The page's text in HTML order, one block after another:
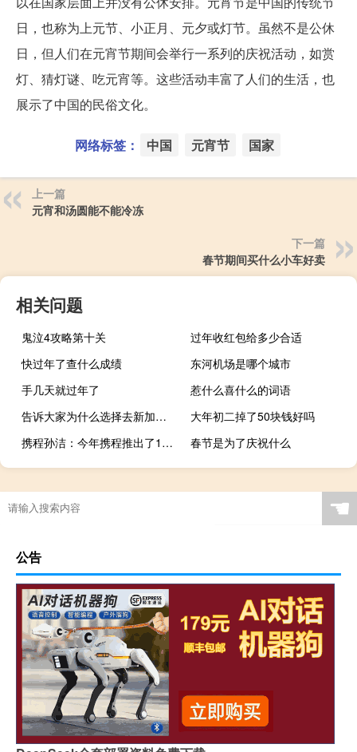
日，也称为上元节、小正月、元夕或灯节。虽然不是公休
日，但人们在元宵节期间会举行一系列的庆祝活动，如赏
灯、猜灯谜、吃元宵等。这些活动丰富了人们的生活，也
展示了中国的民俗文化。
网络标签： 中国 元宵节 国家
上一篇
元宵和汤圆能不能冷冻
下一篇
春节期间买什么小车好卖
相关问题
鬼泣4攻略第十关
过年收红包给多少合适
快过年了查什么成绩
东河机场是哪个城市
手几天就过年了
惹什么喜什么的词语
告诉大家为什么选择去新加坡留学
大年初二掉了50块钱好吗
携程孙洁：今年携程推出了10亿元生育补贴政策 女性员工还可以享受10余种专享福利
春节是为了庆祝什么
☚
公告